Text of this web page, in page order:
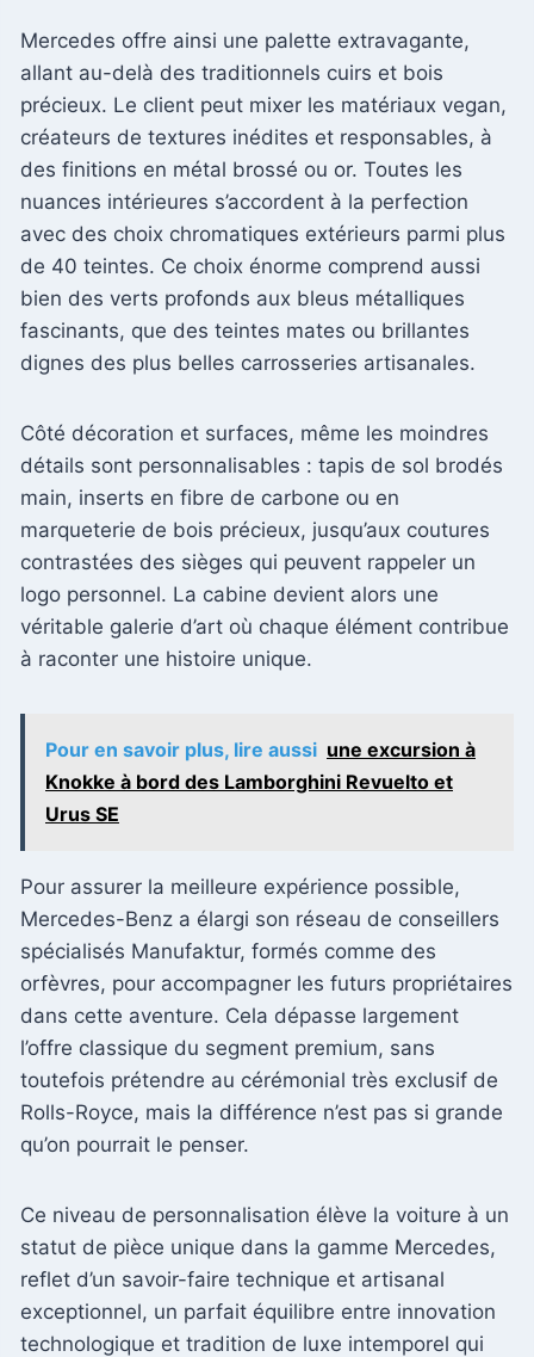
Mercedes offre ainsi une palette extravagante,
allant au-delà des traditionnels cuirs et bois
précieux. Le client peut mixer les matériaux vegan,
créateurs de textures inédites et responsables, à
des finitions en métal brossé ou or. Toutes les
nuances intérieures s’accordent à la perfection
avec des choix chromatiques extérieurs parmi plus
de 40 teintes. Ce choix énorme comprend aussi
bien des verts profonds aux bleus métalliques
fascinants, que des teintes mates ou brillantes
dignes des plus belles carrosseries artisanales.
Côté décoration et surfaces, même les moindres
détails sont personnalisables : tapis de sol brodés
main, inserts en fibre de carbone ou en
marqueterie de bois précieux, jusqu’aux coutures
contrastées des sièges qui peuvent rappeler un
logo personnel. La cabine devient alors une
véritable galerie d’art où chaque élément contribue
à raconter une histoire unique.
Pour en savoir plus, lire aussi une excursion à
Knokke à bord des Lamborghini Revuelto et
Urus SE
Pour assurer la meilleure expérience possible,
Mercedes-Benz a élargi son réseau de conseillers
spécialisés Manufaktur, formés comme des
orfèvres, pour accompagner les futurs propriétaires
dans cette aventure. Cela dépasse largement
l’offre classique du segment premium, sans
toutefois prétendre au cérémonial très exclusif de
Rolls-Royce, mais la différence n’est pas si grande
qu’on pourrait le penser.
Ce niveau de personnalisation élève la voiture à un
statut de pièce unique dans la gamme Mercedes,
reflet d’un savoir-faire technique et artisanal
exceptionnel, un parfait équilibre entre innovation
technologique et tradition de luxe intemporel qui